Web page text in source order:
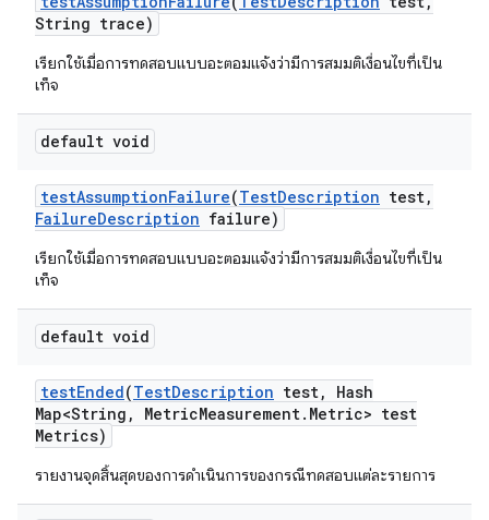
String trace)
เรียกใช้เมื่อการทดสอบแบบอะตอมแจ้งว่ามีการสมมติเงื่อนไขที่เป็น
เท็จ
default void
testAssumptionFailure(TestDescription test,
FailureDescription failure)
เรียกใช้เมื่อการทดสอบแบบอะตอมแจ้งว่ามีการสมมติเงื่อนไขที่เป็น
เท็จ
default void
testEnded(TestDescription test,
Hash
Map<String , MetricMeasurement. Metric> test
Metrics)
รายงานจุดสิ้นสุดของการดำเนินการของกรณีทดสอบแต่ละรายการ